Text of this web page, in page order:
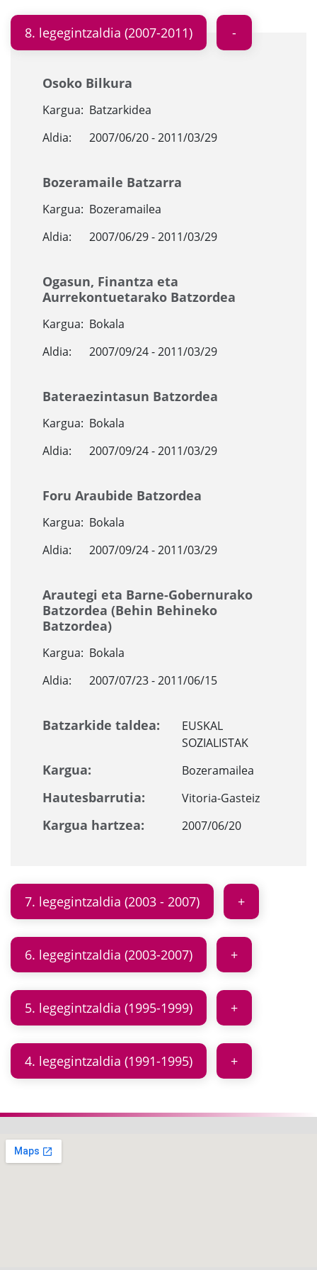
8. legegintzaldia (2007-2011)
Osoko Bilkura
Kargua: Batzarkidea
Aldia:
2007/06/20 - 2011/03/29
Bozeramaile Batzarra
Kargua: Bozeramailea
Aldia:
2007/06/29 - 2011/03/29
Ogasun, Finantza eta
Aurrekontuetarako Batzordea
Kargua: Bokala
Aldia:
2007/09/24 - 2011/03/29
Bateraezintasun Batzordea
Kargua: Bokala
Aldia:
2007/09/24 - 2011/03/29
Foru Araubide Batzordea
Kargua: Bokala
Aldia:
2007/09/24 - 2011/03/29
Arautegi eta Barne-Gobernurako
Batzordea (Behin Behineko
Batzordea)
Kargua: Bokala
Aldia:
2007/07/23 - 2011/06/15
Batzarkide taldea:
EUSKAL
SOZIALISTAK
Kargua: Bozeramailea
Hautesbarrutia: Vitoria-Gasteiz
Kargua hartzea: 2007/06/20
7. legegintzaldia (2003 - 2007)
6. legegintzaldia (2003-2007)
5. legegintzaldia (1995-1999)
4. legegintzaldia (1991-1995)